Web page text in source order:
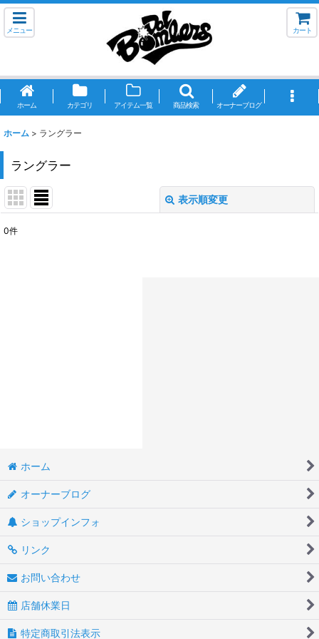
メニュー カート
ホーム カテゴリ アイテム一覧 商品検索 オーナーブログ
ホーム > ラングラー
ラングラー
表示順変更
0件
ホーム
オーナーブログ
ショップインフォ
リンク
お問い合わせ
店舗休業日
特定商取引法表示